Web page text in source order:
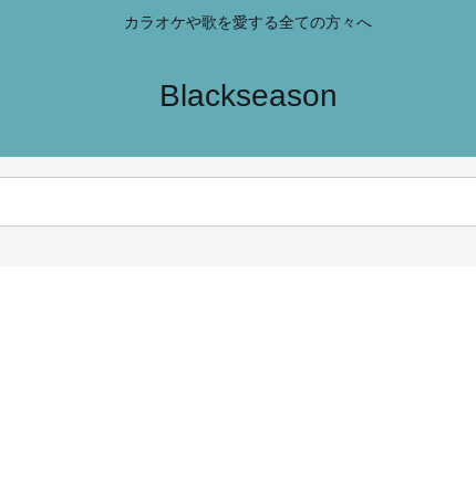
カラオケや歌を愛する全ての方々へ
Blackseason